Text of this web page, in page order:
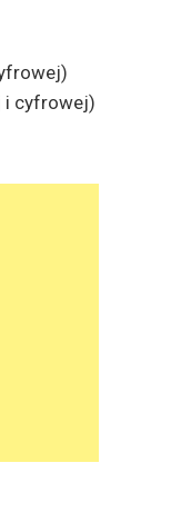
i cyfrowej)